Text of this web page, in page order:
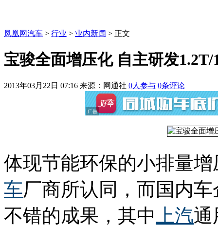
凤凰网汽车 > 行业 > 业内新闻 > 正文
宝骏全面增压化 自主研发1.2T/
2013年03月22日 07:16 来源：网通社 0人参与 0条评论
体现节能环保的小排量
车厂商所认同，而国内
不错的成果，其中 上汽通